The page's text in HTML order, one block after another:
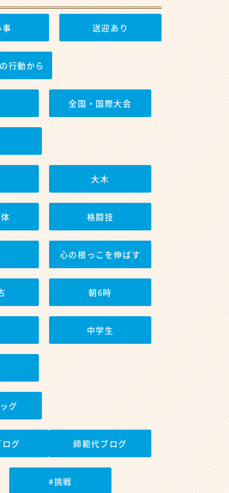
送迎あり
行動から
全国・国際大会
大木
格闘技
心の根っこを伸ばす
朝6時
中学生
グ
グ 師範代ブログ
#挑戦